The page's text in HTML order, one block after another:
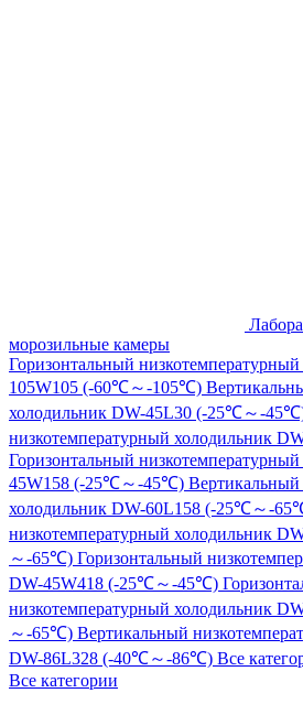
морозильные камеры
Горизонтальный
105W105 (-60℃～-105℃)
холодильник DW-45L30 (-25℃～-
низкотемпературный холодильник
Горизонтальный
45W158 (-25℃～-45℃) Вертикальный
холодильник DW-60L158 (-25℃～-
низкотемпературный холодильник
～-65℃) Горизонтальный
DW-45W418 (-25℃～-45℃)
низкотемпературный холодильник
～-65℃) Вертикальный
DW-86L328 (-40℃～-86℃) Все
Все категории